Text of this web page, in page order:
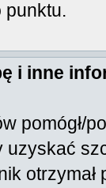
punktu.
i inne
pomógł/